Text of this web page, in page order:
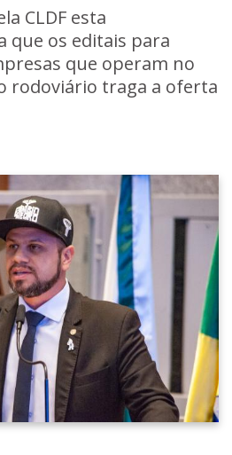
CLDF esta
que os editais para
que operam no
rodoviário traga a oferta